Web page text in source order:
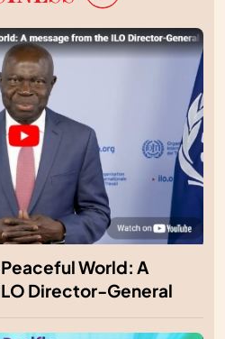
World: A
Director-General